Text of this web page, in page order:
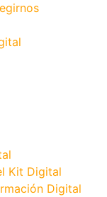
Kit Digital
Digital